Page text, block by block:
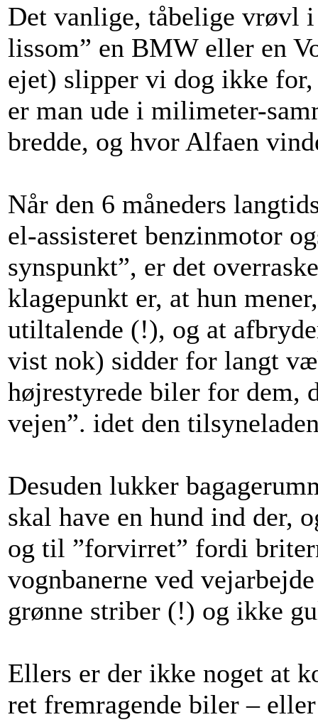
Det vanlige, tåbelige vrøvl
lissom” en BMW eller en
ejet) slipper vi dog ikke
er man ude i milimeter-
bredde, og hvor Alfaen
Når den 6 måneders
el-assisteret benzinmotor
synspunkt”, er det
klagepunkt er, at hun
utiltalende (!), og at
vist nok) sidder for langt
højrestyrede biler for dem,
vejen”. idet den
Desuden lukker
skal have en hund ind der,
og til ”forvirret” fordi
vognbanerne ved
grønne striber (!) og ikke
Ellers er der ikke noget at
ret fremragende biler –